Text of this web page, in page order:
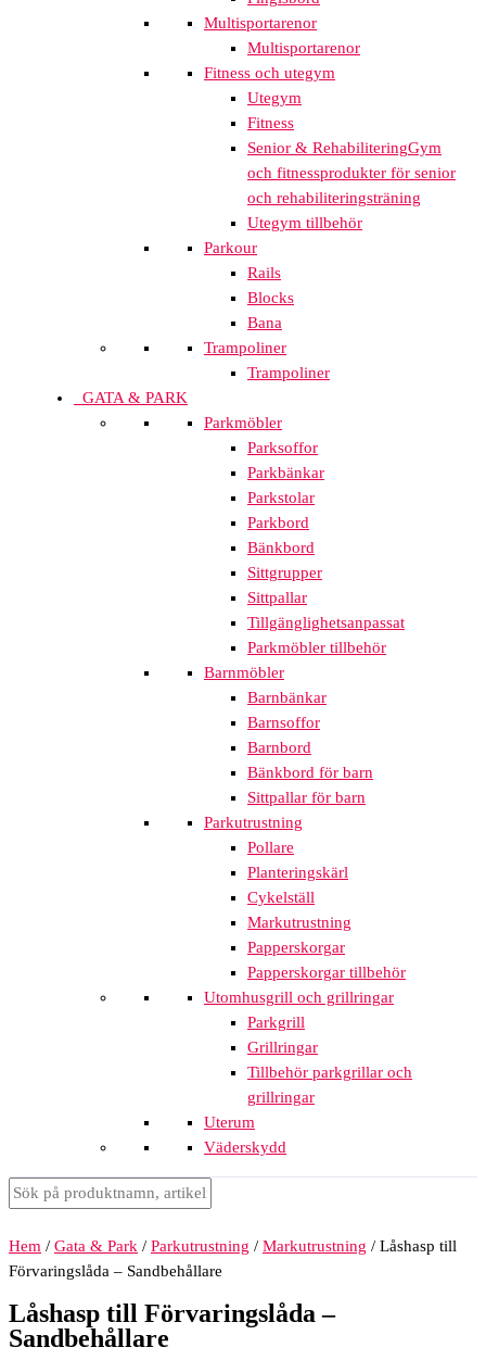
Multisportarenor
Multisportarenor
Fitness och utegym
Utegym
Fitness
Senior & RehabiliteringGym
och fitnessprodukter för senior
och rehabiliteringsträning
Utegym tillbehör
Parkour
Rails
Blocks
Bana
Trampoliner
Trampoliner
GATA & PARK
Parkmöbler
Parksoffor
Parkbänkar
Parkstolar
Parkbord
Bänkbord
Sittgrupper
Sittpallar
Tillgänglighetsanpassat
Parkmöbler tillbehör
Barnmöbler
Barnbänkar
Barnsoffor
Barnbord
Bänkbord för barn
Sittpallar för barn
Parkutrustning
Pollare
Planteringskärl
Cykelställ
Markutrustning
Papperskorgar
Papperskorgar tillbehör
Utomhusgrill och grillringar
Parkgrill
Grillringar
Tillbehör parkgrillar och
grillringar
Uterum
Väderskydd
Hem / Gata & Park / Parkutrustning / Markutrustning / Låshasp till
Förvaringslåda – Sandbehållare
Låshasp till Förvaringslåda –
Sandbehållare